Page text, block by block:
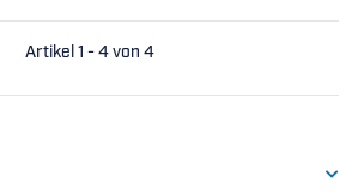
Artikel 1 - 4 von 4